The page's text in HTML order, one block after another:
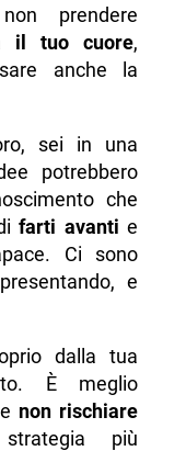
prendere
il tuo cuore,
anche la
sei in una
potrebbero
che
farti avanti e
Ci sono
e
dalla tua
È meglio
non rischiare
più